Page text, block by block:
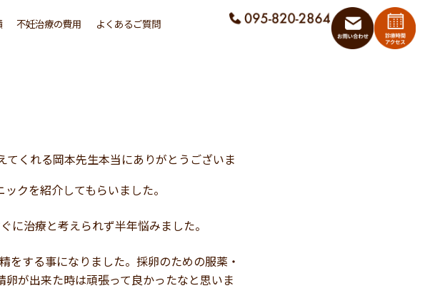
不妊治療の費用 よくあるご質問
くれる岡本先生本当にありがとうございま
クを紹介してもらいました。
に治療と考えられず半年悩みました。
をする事になりました。採卵のための服薬・
が出来た時は頑張って良かったなと思いま